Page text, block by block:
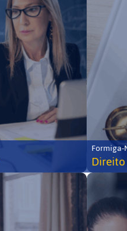
Formiga-
Direito